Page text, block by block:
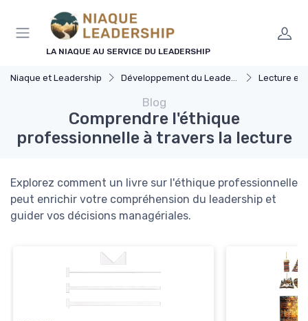
LA NIAQUE AU SERVICE DU LEADERSHIP
Niaque et Leadership Développement du Leadership Lecture et
Blog
Comprendre l'éthique
professionnelle à travers la lecture
Explorez comment un livre sur l'éthique professionnelle
peut enrichir votre compréhension du leadership et
guider vos décisions managériales.